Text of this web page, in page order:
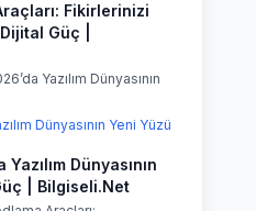
Fikirlerinizi
Güç |
Yazılım Dünyasının
Dünyasının Yeni Yüzü
Dünyasının
| Bilgiseli.Net